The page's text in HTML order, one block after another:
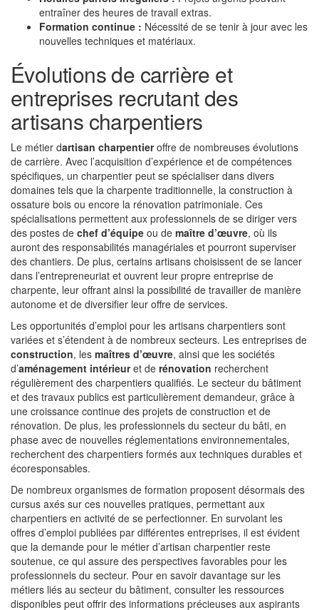
entraîner des heures de travail extras.
Formation continue : Nécessité de se tenir à jour avec les
nouvelles techniques et matériaux.
Évolutions de carrière et
entreprises recrutant des
artisans charpentiers
Le métier dartisan charpentieroffre de nombreuses évolutions
de carrière. Avec l’acquisition d’expérience et de compétences
spécifiques, un charpentier peut se spécialiser dans divers
domaines tels que la charpente traditionnelle, la construction à
ossature bois ou encore la rénovation patrimoniale. Ces
spécialisations permettent aux professionnels de se diriger vers
des postes de chef d’équipe ou de maître d’œuvre, où ils
auront des responsabilités managériales et pourront superviser
des chantiers. De plus, certains artisans choisissent de se lancer
dans l’entrepreneuriat et ouvrent leur propre entreprise de
charpente, leur offrant ainsi la possibilité de travailler de manière
autonome et de diversifier leur offre de services.
Les opportunités d’emploi pour les artisans charpentiers sont
variées et s’étendent à de nombreux secteurs. Les entreprises de
construction, les maîtres d’œuvre, ainsi que les sociétés
d’aménagement intérieuret de rénovation recherchent
régulièrement des charpentiers qualifiés. Le secteur du bâtiment
et des travaux publics est particulièrement demandeur, grâce à
une croissance continue des projets de construction et de
rénovation. De plus, les professionnels du secteur du bâti, en
phase avec de nouvelles réglementations environnementales,
recherchent des charpentiers formés aux techniques durables et
écoresponsables.
De nombreux organismes de formation proposent désormais des
cursus axés sur ces nouvelles pratiques, permettant aux
charpentiers en activité de se perfectionner. En survolant les
offres d’emploi publiées par différentes entreprises, il est évident
que la demande pour le métier d’artisan charpentier reste
soutenue, ce qui assure des perspectives favorables pour les
professionnels du secteur. Pour en savoir davantage sur les
métiers liés au secteur du bâtiment, consulter les ressources
disponibles peut offrir des informations précieuses aux aspirants